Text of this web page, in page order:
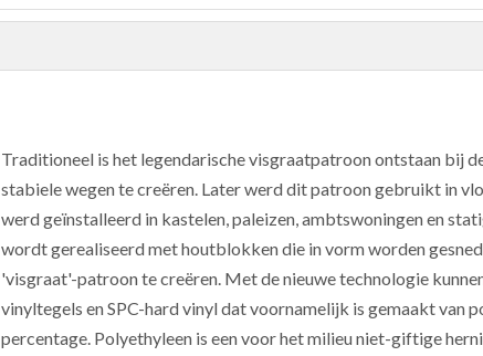
Traditioneel is het legendarische visgraatpatroon ontstaan ​​bij
stabiele wegen te creëren. Later werd dit patroon gebruikt in
werd geïnstalleerd in kastelen, paleizen, ambtswoningen en
wordt gerealiseerd met houtblokken die in vorm worden
'visgraat'-patroon te creëren. Met de nieuwe technologie
vinyltegels en SPC-hard vinyl dat voornamelijk is gemaakt van
percentage. Polyethyleen is een voor het milieu niet-giftige